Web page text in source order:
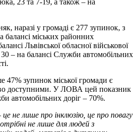
наразі у громаді є 277 зупинок, з
балансі міських районних
Львівської обласної військової
– на балансі Служби автомобільних
47% зупинок міської громади є
доступними. У ЛОВА цей показник
автомобільних доріг – 70%.
не лише про інклюзію, це про повагу
не лише для людей з